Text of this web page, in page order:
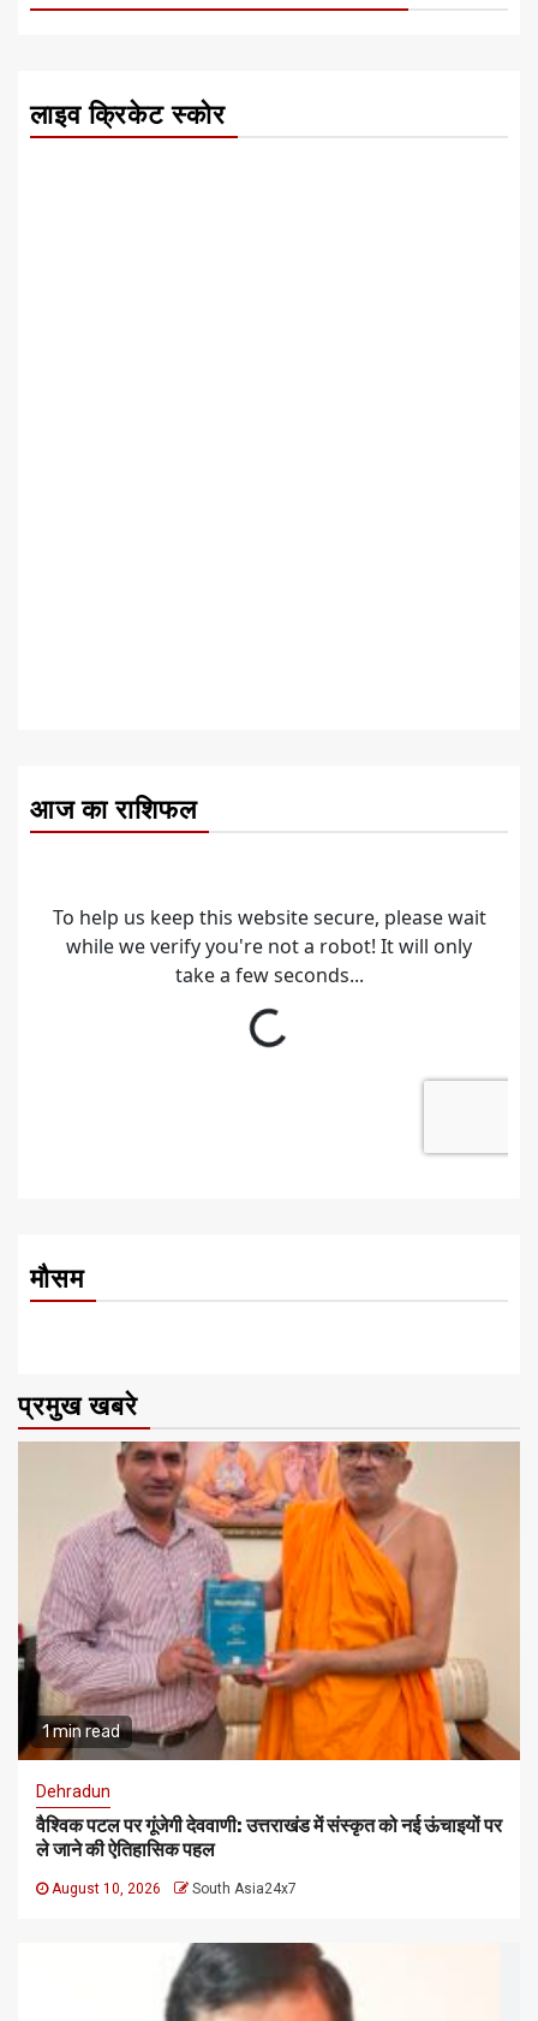
लाइव क्रिकेट स्कोर
आज का राशिफल
मौसम
प्रमुख खबरे
1 min read
Dehradun
वैश्विक पटल पर गूंजेगी देववाणी: उत्तराखंड में संस्कृत को नई ऊंचाइयों पर
ले जाने की ऐतिहासिक पहल
August 10, 2026 South Asia24x7